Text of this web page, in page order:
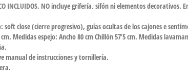
INCLUIDOS. NO incluye grifería, sifón ni elementos
soft close (cierre progresivo), guías ocultas de los cajones e
Medidas espejo: Ancho 80 cm Chillón 57’5 cm. Medidas
manual de instrucciones y tornillería.